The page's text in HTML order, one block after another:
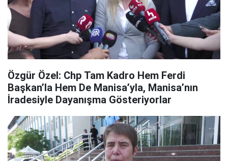
Özgür Özel: Chp Tam Kadro Hem Ferdi
Başkan’la Hem De Manisa’yla, Manisa’nın
İradesiyle Dayanışma Gösteriyorlar